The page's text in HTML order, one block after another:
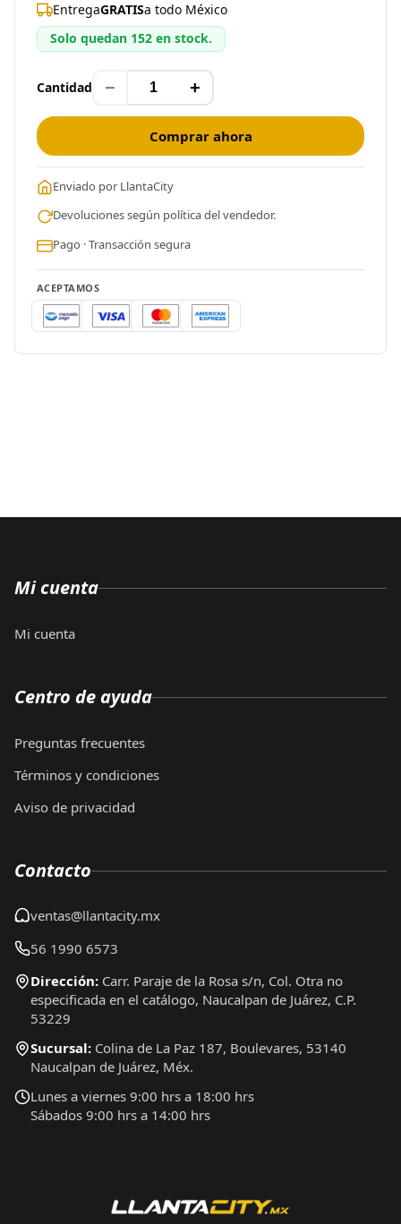
EntregaGRATISa todo México
Solo quedan 152 en stock.
Cantidad − +
Comprar ahora
Enviado por LlantaCity
Devoluciones según política del vendedor.
Pago · Transacción segura
ACEPTAMOS
Mi cuenta
Mi cuenta
Centro de ayuda
Preguntas frecuentes
Términos y condiciones
Aviso de privacidad
Contacto
ventas@llantacity.mx
56 1990 6573
Dirección: Carr. Paraje de la Rosa s/n, Col. Otra no
especificada en el catálogo, Naucalpan de Juárez, C.P.
53229
Sucursal: Colina de La Paz 187, Boulevares, 53140
Naucalpan de Juárez, Méx.
Lunes a viernes 9:00 hrs a 18:00 hrs
Sábados 9:00 hrs a 14:00 hrs